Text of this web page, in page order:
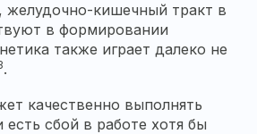
желудочно-кишечный тракт в
в формировании
также играет далеко не
.
качественно выполнять
есть сбой в работе хотя бы